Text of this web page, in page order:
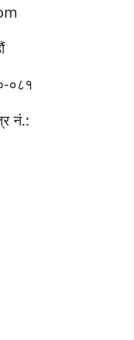
०८१
नं.: